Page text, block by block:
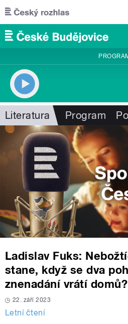
Přejít k hlavnímu obsahu
Literatura Program
Ladislav Fuks:
stane, když se dva
znenadání vrátí domů?
22. září 2023
Letní čtení